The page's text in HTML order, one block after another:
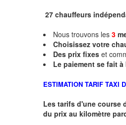
27 chauffeurs
Nous trouvons les 3
Choisissez votre
Des prix fixes et
Le paiement se fait à
ESTIMATION TARIF TAXI
Les tarifs d'une course
du prix au kilomètre